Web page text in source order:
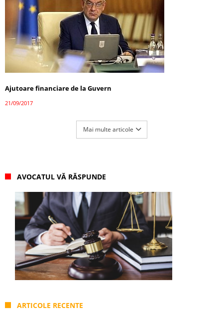
Ajutoare financiare de la Guvern
21/09/2017
Mai multe articole
AVOCATUL VĂ RĂSPUNDE
ARTICOLE RECENTE